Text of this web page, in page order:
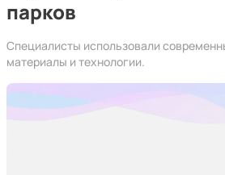
парков
Специалисты использовали
материалы и технологии.